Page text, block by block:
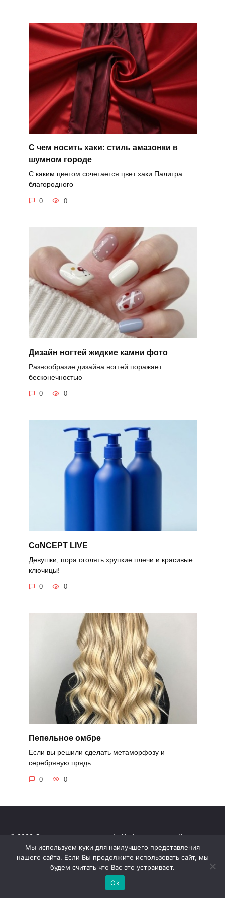
С чем носить хаки: стиль амазонки в
шумном городе
С каким цветом сочетается цвет хаки Палитра
благородного
0 0
Дизайн ногтей жидкие камни фото
Разнообразие дизайна ногтей поражает
бесконечностью
0 0
CoNCEPT LIVE
Девушки, пора оголять хрупкие плечи и красивые
ключицы!
0 0
Пепельное омбре
Если вы решили сделать метаморфозу и
серебряную прядь
0 0
© 2022 С нами не соскучишься! - Информационный портал
Обращаем ваше внимание на то, что данный интернет-сайт
носит исключительно информационный характер.
Все торговые марки принадлежат их владельцам. Все права
Политика конфиденциальности
Мы используем куки для наилучшего представления
нашего сайта. Если Вы продолжите использовать сайт, мы
будем считать что Вас это устраивает.
Ok